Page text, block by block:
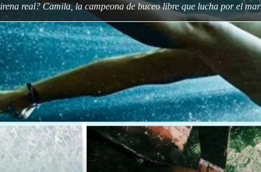
¿Sirena real? Camila, la campeona de buceo libre que lucha por el mar